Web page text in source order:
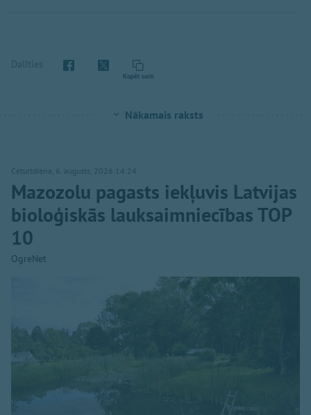
Dalīties
Kopēt saiti
Nākamais raksts
Ceturtdiena, 6. augusts, 2026 14:24
Mazozolu pagasts iekļuvis Latvijas
bioloģiskās lauksaimniecības TOP
10
OgreNet